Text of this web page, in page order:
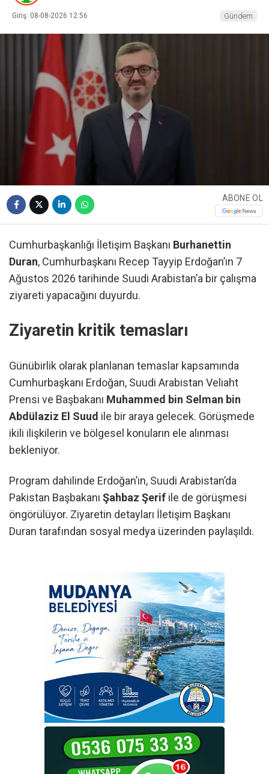
Giriş: 08-08-2026 12:56 Gündem
ABONE OL
Cumhurbaşkanlığı İletişim Başkanı Burhanettin
Duran, Cumhurbaşkanı Recep Tayyip Erdoğan’ın 7
Ağustos 2026 tarihinde Suudi Arabistan’a bir çalışma
ziyareti yapacağını duyurdu.
Ziyaretin kritik temasları
Günübirlik olarak planlanan temaslar kapsamında
Cumhurbaşkanı Erdoğan, Suudi Arabistan Veliaht
Prensi ve Başbakanı Muhammed bin Selman bin
Abdülaziz El Suud ile bir araya gelecek. Görüşmede
ikili ilişkilerin ve bölgesel konuların ele alınması
bekleniyor.
Program dahilinde Erdoğan’ın, Suudi Arabistan’da
Pakistan Başbakanı Şahbaz Şerif ile de görüşmesi
öngörülüyor. Ziyaretin detayları İletişim Başkanı
Duran tarafından sosyal medya üzerinden paylaşıldı.